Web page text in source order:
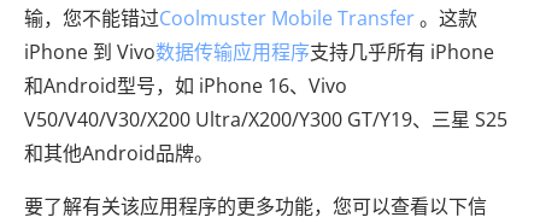
输，您不能错过Coolmuster Mobile Transfer。这款
iPhone 到 Vivo数据传输应用程序支持几乎所有 iPhone
和Android型号，如 iPhone 16、Vivo
V50/V40/V30/X200 Ultra/X200/Y300 GT/Y19、三星 S25
和其他Android品牌。
要了解有关该应用程序的更多功能，您可以查看以下信